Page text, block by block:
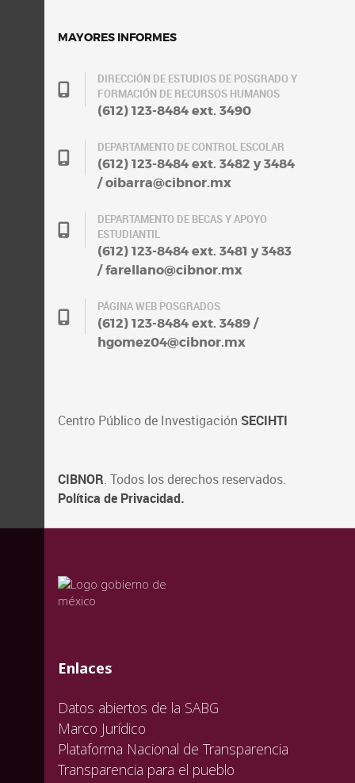
MAYORES INFORMES
DIRECCIÓN DE ESTUDIOS DE POSGRADO Y
FORMACIÓN DE RECURSOS HUMANOS
(612) 123-8484 ext. 3490
DEPARTAMENTO DE CONTROL ESCOLAR
(612) 123-8484 ext. 3482 y 3484
/ oibarra@cibnor.mx
DEPARTAMENTO DE BECAS Y APOYO
ESTUDIANTIL
(612) 123-8484 ext. 3481 y 3483
/ farellano@cibnor.mx
PÁGINA WEB POSGRADOS
(612) 123-8484 ext. 3489 /
hgomez04@cibnor.mx
Centro Público de Investigación SECIHTI
CIBNOR. Todos los derechos reservados.
Política de Privacidad.
valida
valida
valida
Enlaces
Datos abiertos de la SABG
Marco Jurídico
Plataforma Nacional de Transparencia
Transparencia para el pueblo